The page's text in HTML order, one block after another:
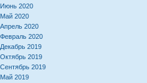
Июнь 2020
Май 2020
Апрель 2020
Февраль 2020
Декабрь 2019
Октябрь 2019
Сентябрь 2019
Май 2019